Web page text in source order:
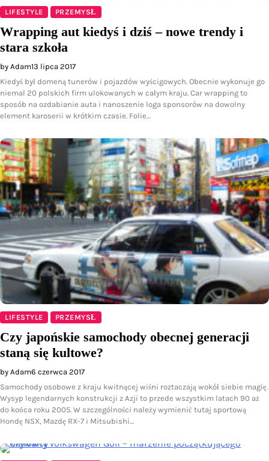
LIFESTYLE PRZEMYSŁ
Wrapping aut kiedyś i dziś – nowe trendy i
stara szkoła
by Adam13 lipca 2017
Kiedyś był domeną tunerów i pojazdów wyścigowych. Obecnie wykonuje go
niemal 20 polskich firm ulokowanych w całym kraju. Car wrapping to
sposób na ozdabianie auta i nanoszenie loga sponsorów na dowolny
element karoserii w krótkim czasie. Folie…
LIFESTYLE PRZEMYSŁ
Czy japońskie samochody obecnej generacji
staną się kultowe?
by Adam6 czerwca 2017
Samochody osobowe z kraju kwitnącej wiśni roztaczają wokół siebie magię.
Wysyp legendarnych konstrukcji z Azji to przede wszystkim latach 90 aż
do końca roku 2005. W szczególności należy wymienić tutaj sportową
Hondę NSX, Mazdę RX-7 i Mitsubishi…